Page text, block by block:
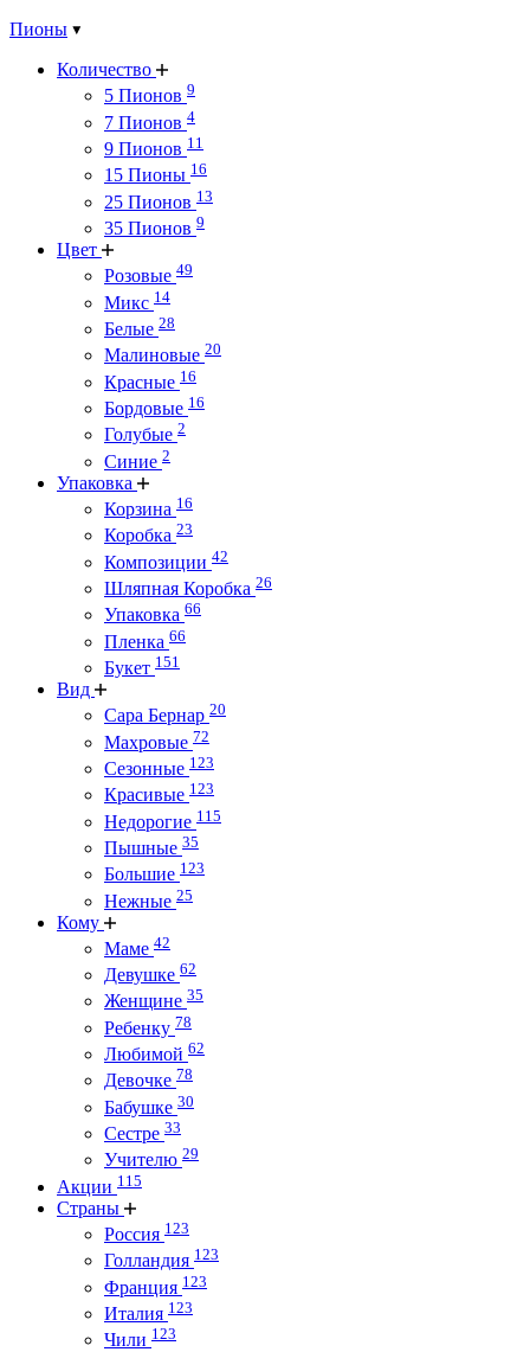
Пионы
Количество
5 Пионов 9
7 Пионов 4
9 Пионов 11
15 Пионы 16
25 Пионов 13
35 Пионов 9
Цвет
Розовые 49
Микс 14
Белые 28
Малиновые 20
Красные 16
Бордовые 16
Голубые 2
Синие 2
Упаковка
Корзина 16
Коробка 23
Композиции 42
Шляпная Коробка 26
Упаковка 66
Пленка 66
Букет 151
Вид
Сара Бернар 20
Махровые 72
Сезонные 123
Красивые 123
Недорогие 115
Пышные 35
Большие 123
Нежные 25
Кому
Маме 42
Девушке 62
Женщине 35
Ребенку 78
Любимой 62
Девочке 78
Бабушке 30
Сестре 33
Учителю 29
Акции 115
Страны
Россия 123
Голландия 123
Франция 123
Италия 123
Чили 123